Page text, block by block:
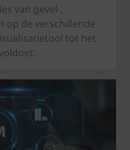
van gevel-,
op de verschillende
tot het